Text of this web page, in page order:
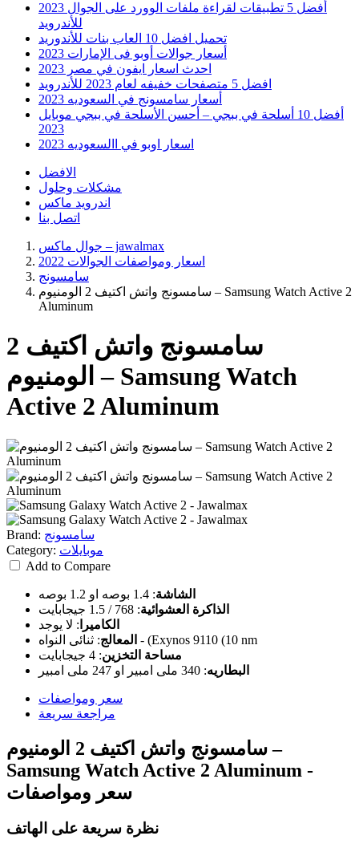
أفضل 5 تطبيقات لقراءة ملفات الوورد على الجوال 2023
للأندرويد
تحميل افضل 10 العاب بنات للأندوريد
أسعار جوالات أوبو فى الإمارات 2023
احدث اسعار ايفون في مصر 2023
افضل 5 متصفحات خفيفه لعام 2023 للأندرويد
أسعار سامسونج في السعوديه 2023
أفضل 10 أسلحة في ببجي – أحسن الأسلحة في ببجي موبايل
2023
اسعار اوبو في االسعوديه 2023
الافضل
مشكلات وحلول
اندرويد ماكس
اتصل بنا
جوال ماكس – jawalmax
اسعار ومواصفات الجوالات 2022
سامسونج
سامسونج واتش اكتيف 2 الومنيوم – Samsung Watch Active 2
Aluminum
سامسونج واتش اكتيف 2
الومنيوم – Samsung Watch
Active 2 Aluminum
Brand: سامسونج
Category: موبايلات
Add to Compare
الشاشة: 1.4 بوصه او 1.2 بوصه
الذاكرة العشوائية: 768 / 1.5 جيجابايت
الكاميرا : لا يوجد
المعالج:
ثنائى النواه - (Exynos 9110 (10 nm
مساحة التخزين: 4 جيجابايت
البطاريه: 340 ملى امبير او 247 ملى امبير
سعر ومواصفات
مراجعة سريعة
سامسونج واتش اكتيف 2 الومنيوم –
Samsung Watch Active 2 Aluminum -
سعر ومواصفات
نظرة سريعة على الهاتف